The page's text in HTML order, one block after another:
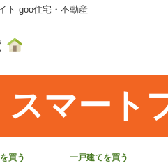
ト goo住宅・不動産
スマート
買う 一戸建てを買う